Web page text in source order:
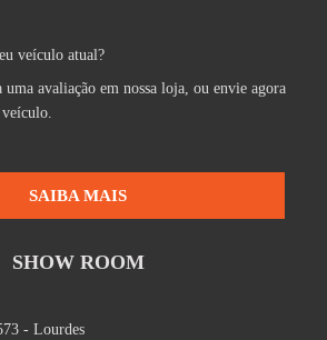
veículo atual?
avaliação em nossa loja, ou envie agora
SAIBA MAIS
SHOW ROOM
- Lourdes